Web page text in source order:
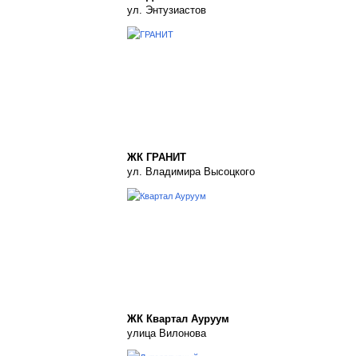
ул. Энтузиастов
ЖК ГРАНИТ
ул. Владимира Высоцкого
ЖК Квартал Ауруум
улица Вилонова